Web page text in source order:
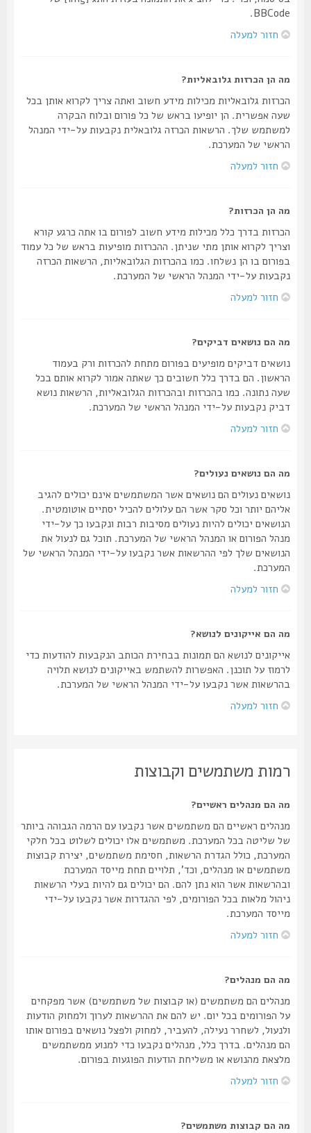
BBCode.
חזור למעלה
מה הן הכרזות גלובאליות?
הכרזות גלובאליות מכילות מידע חשוב ואתה צריך לקרוא אותן בכל
שעה אפשרית. הן יופיעו בראש של כל פורום ובלוח הבקרה
למשתמש שלך. הרשאות הכרזה גלובאלית נקבעות על-ידי המנהל
הראשי של המערכת.
חזור למעלה
מה הן הכרזות?
הכרזות בדרך כלל מכילות מידע חשוב לפורום בו אתה כרגע קורא
וצריך לקרוא אותן מתי שניתן. ההכרזות מופיעות בראש של כל עמוד
בפורום בו הן נשלחו. כמו בהכרזות הגלובאליות, הרשאות הכרזה
נקבעות על-ידי המנהל הראשי של המערכת.
חזור למעלה
מה הם נושאים דביקים?
נושאים דביקים מופיעים בפורום מתחת להכרזות ורק בעמוד
הראשון. הם בדרך כלל חשובים כך שאתה אמור לקרוא אותם בכל
שעה נתונה. כמו בהכרזות ובהכרזות הגלובאליות, הרשאות נושא
דביק נקבעות על-ידי המנהל הראשי של המערכת.
חזור למעלה
מה הם נושאים נעולים?
נושאים נעולים הם נושאים אשר המשתמשים אינם יכולים להגיב
אליהם יותר וכל סקר אשר הם עלולים להכיל יסתיים אוטומטית.
הנושאים יכולים להיות נעולים מסיבות רבות ונקבעו כך על-ידי
מנהל הפורום או המנהל הראשי של המערכת. תוכל גם לנעול את
הנושאים שלך לפי ההרשאות אשר נקבעו על-ידי המנהל הראשי של
המערכת.
חזור למעלה
מה הם אייקונים לנושא?
אייקונים לנושא הם תמונות בבחירת הכותב הנקבעות להודעות כדי
לרמוז על תוכנן. האפשרות להשתמש באייקונים לנושא תלויה
בהרשאות אשר נקבעו על-ידי המנהל הראשי של המערכת.
חזור למעלה
רמות משתמשים וקבוצות
מה הם מנהלים ראשיים?
מנהלים ראשיים הם משתמשים אשר נקבעו עם הרמה הגבוהה ביותר
של שליטה בכל המערכת. משתמשים אלו יכולים לשלוט בכל חלקי
המערכת, כולל הגדרת הרשאות, חסימת משתמשים, יצירת קבוצות
משתמשים או מנהלים, וכד', תלויים תחת מייסד המערכת
ובהרשאות אשר הוא נתן להם. הם יכולים גם להיות בעלי הרשאות
ניהול מלאות בכל הפורומים, לפי ההגדרות אשר נקבעו על-ידי
מייסד המערכת.
חזור למעלה
מה הם מנהלים?
מנהלים הם משתמשים (או קבוצות של משתמשים) אשר מפקחים
על הפורומים בכל יום. יש להם את ההרשאות לערוך ולמחוק הודעות
ולנעול, לשחרר נעילה, להעביר, למחוק ולפצל נושאים בפורום אותו
הם מנהלים. בדרך כלל, מנהלים נקבעו כדי למנוע ממשתמשים
מלצאת מהנושא או משליחת הודעות הפוגעות בפורום.
חזור למעלה
מה הם קבוצות משתמשים?